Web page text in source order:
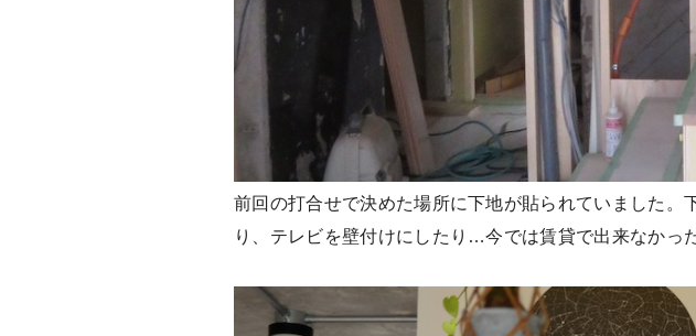
前回の打合せで決めた場所に下地が貼られていました
り、テレビを壁付けにしたり…今では賃貸で出来なかっ